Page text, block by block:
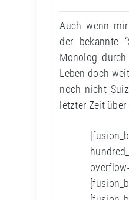
Auch wenn
der bekannte
Monolog
Leben doch
noch nicht
letzter Zeit